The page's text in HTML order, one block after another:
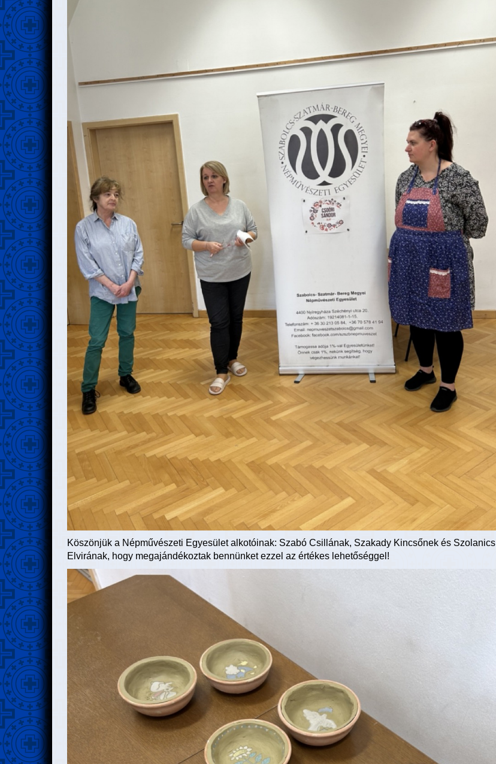
Köszönjük a Népművészeti Egyesület alkotóinak: Szabó Csillának, Szakady Kincsőnek és Szolanics
Elvirának, hogy megajándékoztak bennünket ezzel az értékes lehetőséggel!